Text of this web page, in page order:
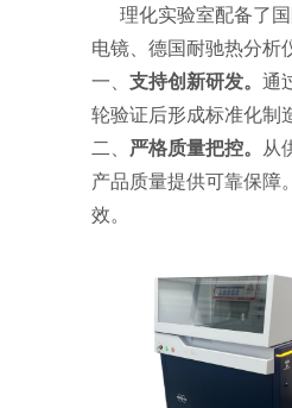
理化实验室配备了国
电镜、德国耐驰热分析
一、 支持创新研发。 通
轮验证后形成标准化制
二、 严格质量把控。 从
产品质量提供可靠保障
效。